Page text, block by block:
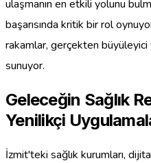
ulaşmanın en etkili yolunu
başarısında kritik bir rol
rakamlar, gerçekten
sunuyor.
Geleceğin Sağlık
Yenilikçi
İzmit'teki sağlık kurumları,